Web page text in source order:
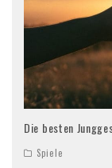
Die besten
Spiele